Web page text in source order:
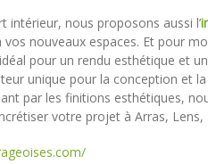
intérieur, nous proposons aussi l’
nouveaux espaces. Et pour
pour un rendu esthétique et
unique pour la conception et
par les finitions esthétiques,
votre projet à Arras,